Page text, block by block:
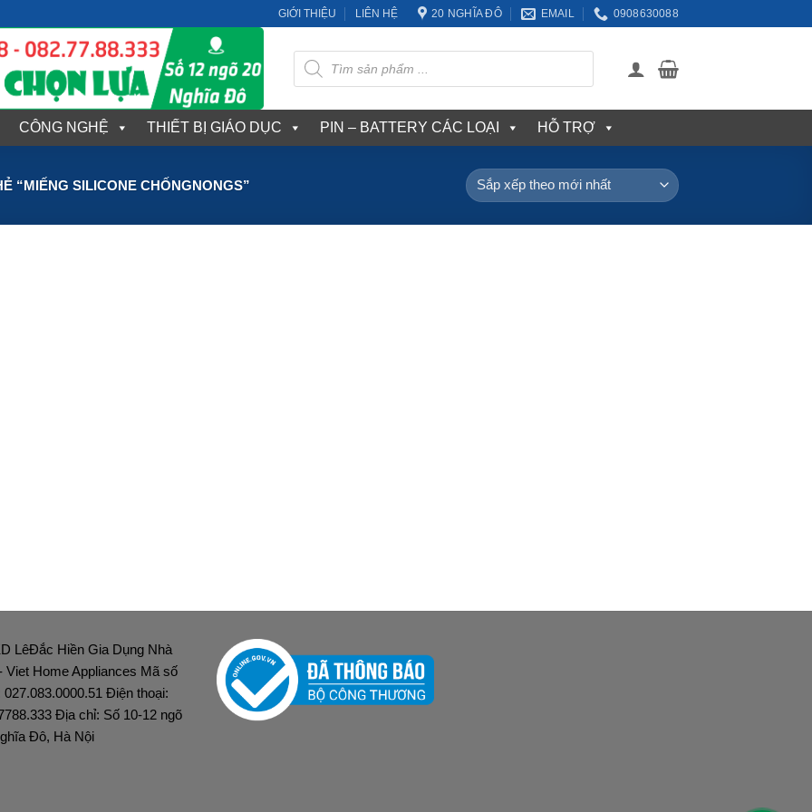
GIỚI THIỆU LIÊN HỆ 20 NGHĨA ĐÔ EMAIL 0908630088
Tìm
kiếm
sản
phẩm
CÔNG NGHỆ THIẾT BỊ GIÁO DỤC PIN – BATTERY CÁC LOẠI HỖ TRỢ
“MIẾNG SILICONE CHỐNGNONGS”
LêĐắc Hiền Gia Dụng Nhà
Viet Home Appliances Mã số
027.083.0000.51 Điện thoại:
Địa chỉ: Số 10-12 ngõ
Đô, Hà Nội